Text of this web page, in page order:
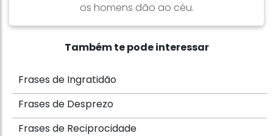
os homens dão ao céu.
Também te pode interessar
Frases de Ingratidão
Frases de Desprezo
Frases de Reciprocidade